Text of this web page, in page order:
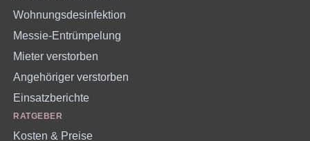
Wohnungsdesinfektion
Messie-Entrümpelung
Mieter verstorben
Angehöriger verstorben
Einsatzberichte
RATGEBER
Kosten & Preise